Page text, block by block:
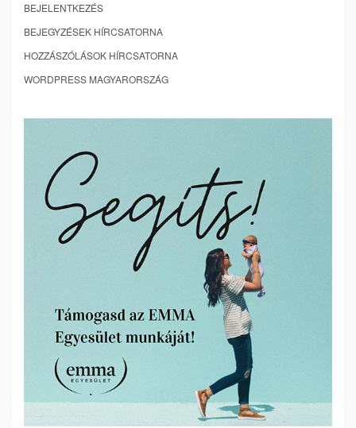
BEJELENTKEZÉS
BEJEGYZÉSEK HÍRCSATORNA
HOZZÁSZÓLÁSOK HÍRCSATORNA
WORDPRESS MAGYARORSZÁG